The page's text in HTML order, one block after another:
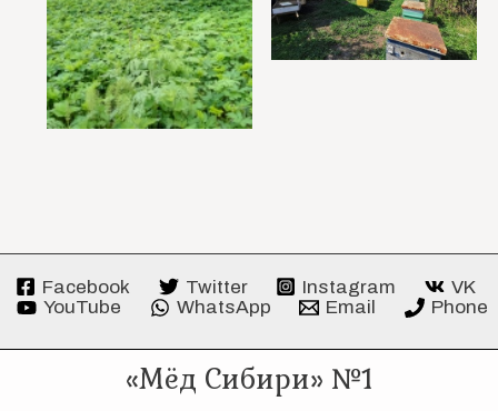
Facebook Twitter Instagram
VK
YouTube
WhatsApp Email Phone
«Мёд Сибири» №1